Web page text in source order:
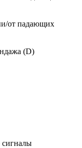
от падающих
(D)